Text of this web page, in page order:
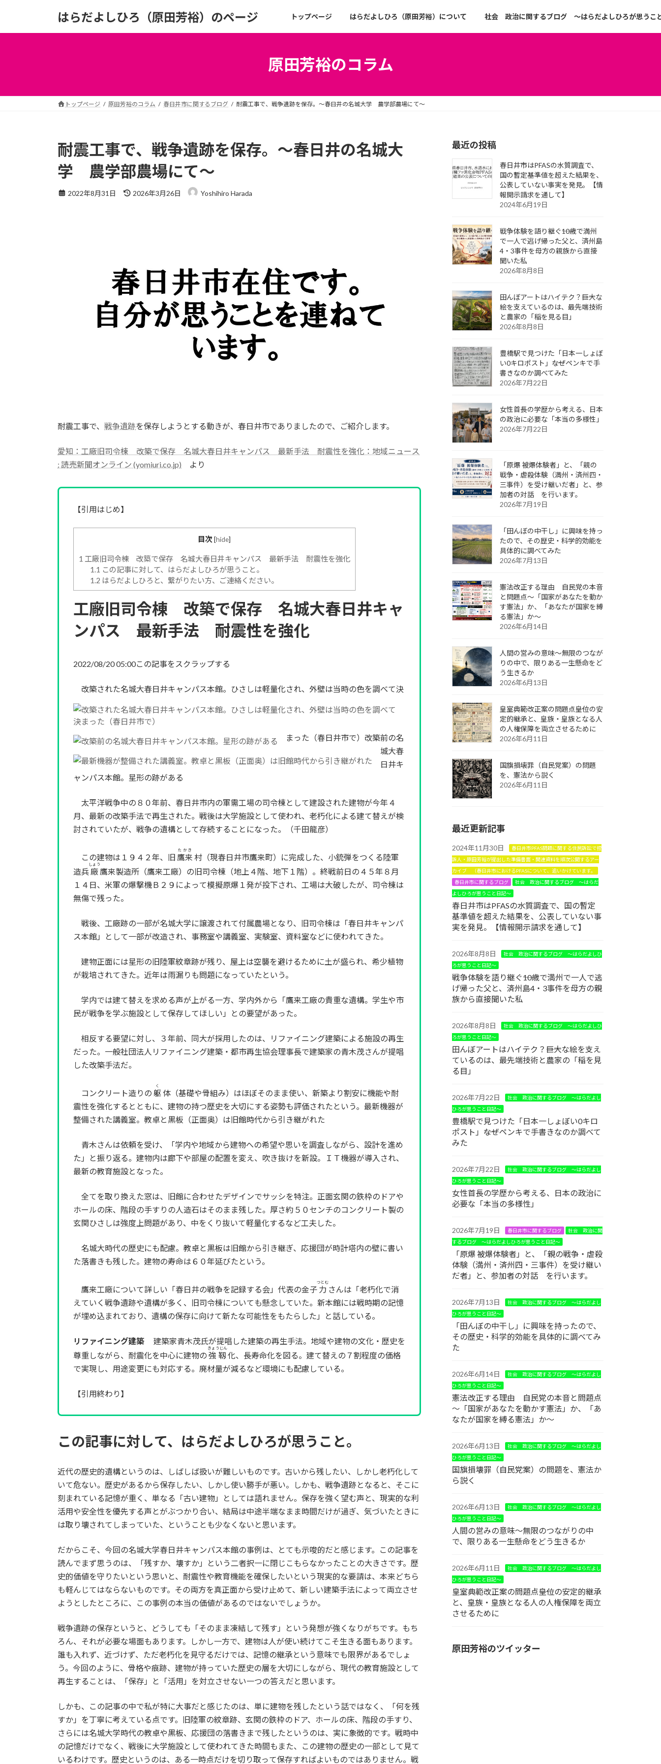
はらだよしひろ（原田芳裕）のページ トップページ はらだよしひろ（原田芳裕）について 社会 政治に関するブログ ～はらだよしひろが思うこ
原田芳裕のコラム
トップページ 原田芳裕のコラム 春日井市に関するブログ 耐震工事で、戦争遺跡を保存。～春日井の名城大学 農学部農場にて～
耐震工事で、戦争遺跡を保存。～春日井の名城大
学 農学部農場にて～
2022年8月31日
最
2026年3月26日 Yoshihiro Harada
耐震工事で、 戦争遺跡を保存しようとする動きが、春日井市でありましたので、ご紹介します。
愛知：工廠旧司令棟 改築で保存 名城大春日井キャンパス 最新手法 耐震性を強化：地域ニュース
: 読売新聞オンライン (yomiuri.co.jp) より
【引用はじめ】
目次[hide]
1 工廠旧司令棟 改築で保存 名城大春日井キャンパス 最新手法 耐震性を強化
1.1 この記事に対して、はらだよしひろが思うこと。
1.2 はらだよしひろと、繋がりたい方、ご連絡ください。
工廠旧司令棟 改築で保存 名城大春日井キャ
ンパス 最新手法 耐震性を強化
2022/08/20 05:00この記事をスクラップする
改築された名城大春日井キャンパス本館。ひさしは軽量化され、外壁は当時の色を調べて決
まった（春日井市で）改築前の名
城大春
日井キ
ャンパス本館。星形の跡がある
太平洋戦争中の８０年前、春日井市内の軍需工場の司令棟として建設された建物が今年４
月、最新の改築手法で再生された。戦後は大学施設として使われ、老朽化による建て替えが検
討されていたが、戦争の遺構として存続することになった。（千田龍彦）
この建物は１９４２年、旧 鷹来
たかき
村（現春日井市鷹来町）に完成した、小銃弾をつくる陸軍
造兵 廠
しょう
鷹来製造所（鷹来工廠）の旧司令棟（地上４階、地下１階）。終戦前日の４５年８月
１４日、米軍の爆撃機Ｂ２９によって模擬原爆１発が投下され、工場は大破したが、司令棟は
無傷で残った。
戦後、工廠跡の一部が名城大学に譲渡されて付属農場となり、旧司令棟は「春日井キャンパ
ス本館」として一部が改造され、事務室や講義室、実験室、資料室などに使われてきた。
建物正面には星形の旧陸軍紋章跡が残り、屋上は空襲を避けるために土が盛られ、希少植物
が栽培されてきた。近年は雨漏りも問題になっていたという。
学内では建て替えを求める声が上がる一方、学内外から「鷹来工廠の貴重な遺構。学生や市
民が戦争を学ぶ施設として保存してほしい」との要望があった。
相反する要望に対し、３年前、同大が採用したのは、リファイニング建築による施設の再生
だった。一般社団法人リファイニング建築・都市再生協会理事長で建築家の青木茂さんが提唱
した改築手法だ。
コンクリート造りの 躯
く
体（基礎や骨組み）はほぼそのまま使い、新築より割安に機能や耐
震性を強化するとともに、建物の持つ歴史を大切にする姿勢も評価されたという。最新機器が
整備された講義室。教卓と黒板（正面奥）は旧館時代から引き継がれた
青木さんは依頼を受け、「学内や地域から建物への希望や思いを調査しながら、設計を進め
た」と振り返る。建物内は廊下や部屋の配置を変え、吹き抜けを新設。ＩＴ機器が導入され、
最新の教育施設となった。
全てを取り換えた窓は、旧館に合わせたデザインでサッシを特注。正面玄関の鉄枠のドアや
ホールの床、階段の手すりの人造石はそのまま残した。厚さ約５０センチのコンクリート製の
玄関ひさしは強度上問題があり、中をくり抜いて軽量化するなど工夫した。
名城大時代の歴史にも配慮。教卓と黒板は旧館から引き継ぎ、応援団が時計塔内の壁に書い
た落書きも残した。建物の寿命は６０年延びたという。
鷹来工廠について詳しい「春日井の戦争を記録する会」代表の金子 力
つとむ
さんは「老朽化で消
えていく戦争遺跡や遺構が多く、旧司令棟についても懸念していた。新本館には戦時期の記憶
が埋め込まれており、遺構の保存に向けて新たな可能性をもたらした」と話している。
リファイニング建築建築家青木茂氏が提唱した建築の再生手法。地域や建物の文化・歴史を
尊重しながら、耐震化を中心に建物の 強靱
きょうじん
化、長寿命化を図る。建て替えの７割程度の価格
で実現し、用途変更にも対応する。廃材量が減るなど環境にも配慮している。
【引用終わり】
この記事に対して、はらだよしひろが思うこと。
近代の歴史的遺構というのは、しばしば扱いが難しいものです。古いから残したい、しかし老朽化して
いて危ない。歴史があるから保存したい、しかし使い勝手が悪い。しかも、戦争遺跡となると、そこに
刻まれている記憶が重く、単なる「古い建物」としては語れません。保存を強く望む声と、現実的な利
活用や安全性を優先する声とがぶつかり合い、結局は中途半端なまま時間だけが過ぎ、気づいたときに
は取り壊されてしまっていた、ということも少なくないと思います。
だからこそ、今回の名城大学春日井キャンパス本館の事例は、とても示唆的だと感じます。この記事を
読んでまず思うのは、「残すか、壊すか」という二者択一に閉じこもらなかったことの大きさです。歴
史的価値を守りたいという思いと、耐震性や教育機能を確保したいという現実的な要請は、本来どちら
も軽んじてはならないものです。その両方を真正面から受け止めて、新しい建築手法によって両立させ
ようとしたところに、この事例の本当の価値があるのではないでしょうか。
戦争遺跡の保存というと、どうしても「そのまま凍結して残す」という発想が強くなりがちです。もち
ろん、それが必要な場面もあります。しかし一方で、建物は人が使い続けてこそ生きる面もあります。
誰も入れず、近づけず、ただ老朽化を見守るだけでは、記憶の継承という意味でも限界があるでしょ
う。今回のように、骨格や痕跡、建物が持っていた歴史の層を大切にしながら、現代の教育施設として
再生することは、「保存」と「活用」を対立させない一つの答えだと思います。
しかも、この記事の中で私が特に大事だと感じたのは、単に建物を残したという話ではなく、「何を残
すか」を丁寧に考えている点です。旧陸軍の紋章跡、玄関の鉄枠のドア、ホールの床、階段の手すり、
さらには名城大学時代の教卓や黒板、応援団の落書きまで残したというのは、実に象徴的です。戦時中
の記憶だけでなく、戦後に大学施設として使われてきた時間もまた、この建物の歴史の一部として見て
いるわけです。歴史というのは、ある一時点だけを切り取って保存すればよいものではありません。戦
最近の投稿
春日井市はPFASの水質調査で、
国の暫定基準値を超えた結果を、
公表していない事実を発見。【情
報開示請求を通して】
2024年6月19日
戦争体験を語り継ぐ――10歳で満州
で一人で逃げ帰った父と、済州島
4・3事件を母方の親族から直接
聞いた私
2026年8月8日
田んぼアートはハイテク？――巨大な
絵を支えているのは、最先端技術
と農家の「稲を見る目」
2026年8月8日
豊橋駅で見つけた「日本一しょぼ
い0キロポスト」――なぜペンキで手
書きなのか調べてみた
2026年7月22日
女性首長の学歴から考える、日本
の政治に必要な「本当の多様性」
2026年7月22日
「原爆 被爆体験者」と、「親の
戦争・虐殺体験（満州・済州四・
三事件）を受け継いだ者」と、参
加者の対話 を行います。
2026年7月19日
「田んぼの中干し」に興味を持っ
たので、その歴史・科学的効能を
具体的に調べてみた
2026年7月13日
憲法改正する理由 自民党の本音
と問題点～「国家があなたを動か
す憲法」か、「あなたが国家を縛
る憲法」か～
2026年6月14日
人間の営みの意味～無限のつなが
りの中で、限りある一生懸命をど
う生きるか
2026年6月13日
皇室典範改正案の問題点――皇位の安
定的継承と、皇族・皇族となる人
の人権保障を両立させるために
2026年6月11日
国旗損壊罪（自民党案）の問題
を、憲法から説く
2026年6月11日
最近更新記事
2024年11月30日
春日井市PFAS問題に関する住民訴訟で控
訴人・原田芳裕が提出した準備書面・関連資料を順次公開するアー
カイブ （春日井市におけるPFASについて、追いかけています。
春日井市に関するブログ
社会 政治に関するブログ ～はらだ
よしひろが思うこと日記～
春日井市はPFASの水質調査で、国の暫定
基準値を超えた結果を、公表していない事
実を発見。【情報開示請求を通して】
2026年8月8日
社会 政治に関するブログ ～はらだよしひ
ろが思うこと日記～
戦争体験を語り継ぐ――10歳で満州で一人で逃
げ帰った父と、済州島4・3事件を母方の親
族から直接聞いた私
2026年8月8日
社会 政治に関するブログ ～はらだよしひ
ろが思うこと日記～
田んぼアートはハイテク？――巨大な絵を支え
ているのは、最先端技術と農家の「稲を見
る目」
2026年7月22日
社会 政治に関するブログ ～はらだよし
ひろが思うこと日記～
豊橋駅で見つけた「日本一しょぼい0キロ
ポスト」――なぜペンキで手書きなのか調べて
みた
2026年7月22日
社会 政治に関するブログ ～はらだよし
ひろが思うこと日記～
女性首長の学歴から考える、日本の政治に
必要な「本当の多様性」
2026年7月19日 春日井市に関するブログ
社会 政治に関
するブログ ～はらだよしひろが思うこと日記～
「原爆 被爆体験者」と、「親の戦争・虐殺
体験（満州・済州四・三事件）を受け継い
だ者」と、参加者の対話 を行います。
2026年7月13日
社会 政治に関するブログ ～はらだよし
ひろが思うこと日記～
「田んぼの中干し」に興味を持ったので、
その歴史・科学的効能を具体的に調べてみ
た
2026年6月14日
社会 政治に関するブログ ～はらだよし
ひろが思うこと日記～
憲法改正する理由 自民党の本音と問題点
～「国家があなたを動かす憲法」か、「あ
なたが国家を縛る憲法」か～
2026年6月13日
社会 政治に関するブログ ～はらだよし
ひろが思うこと日記～
国旗損壊罪（自民党案）の問題を、憲法か
ら説く
2026年6月13日
社会 政治に関するブログ ～はらだよし
ひろが思うこと日記～
人間の営みの意味～無限のつながりの中
で、限りある一生懸命をどう生きるか
2026年6月11日
社会 政治に関するブログ ～はらだよし
ひろが思うこと日記～
皇室典範改正案の問題点――皇位の安定的継承
と、皇族・皇族となる人の人権保障を両立
させるために
原田芳裕のツイッター